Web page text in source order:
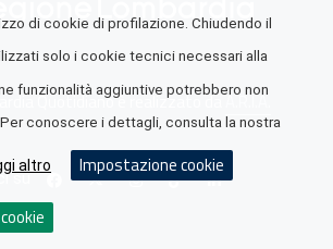
Quotidiano è realizzato daA.R.I.A.
su
di cookie di profilazione. Chiudendo il
solo i cookie tecnici necessari alla
funzionalità aggiuntive potrebbero non
conoscere i dettagli, consulta la nostra
altro Impostazione cookie